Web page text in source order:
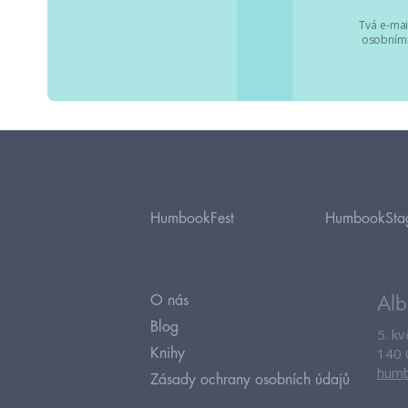
Tvá e-
HumbookFest
O nás
Blog
Knihy
Zásady ochrany osobních údajů
5.
140